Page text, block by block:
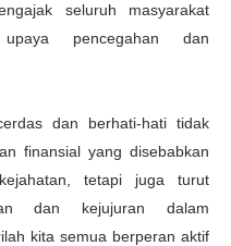
seluruh masyarakat
pencegahan dan
dan berhati-hati tidak
finansial yang disebabkan
tetapi juga turut
dan kejujuran dalam
kita semua berperan aktif